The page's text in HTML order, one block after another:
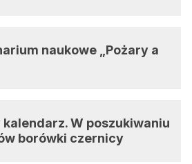
naukowe „Pożary a
kalendarz. W poszukiwaniu
borówki czernicy